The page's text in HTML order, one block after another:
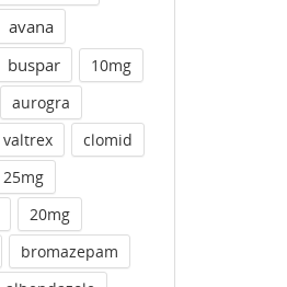
avana
buspar
10mg
aurogra
valtrex
clomid
25mg
20mg
bromazepam